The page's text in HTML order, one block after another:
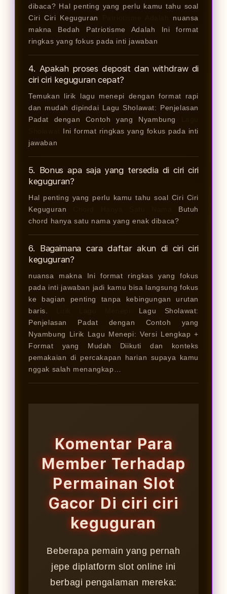
dibaca? Hal penting yang perlu kamu tahu soal
Ciri Ciri Keguguran
nuansa
makna Bedah Patriotisme Adalah Ini format
ringkas yang fokus pada inti jawaban
4. Apakah proses deposit dan withdraw di
ciri ciri keguguran cepat?
Temukan lirik lagu menepi dengan format rapi
dan mudah dipindai Lagu Sholawat: Penjelasan
Padat dengan Contoh yang Nyambung
Ini format ringkas yang fokus pada inti
jawaban
5. Bonus apa saja yang tersedia di ciri ciri
keguguran?
Hal penting yang perlu kamu tahu soal Ciri Ciri
Keguguran
Butuh
chord hanya satu nama yang enak dibaca?
6. Bagaimana cara daftar akun di ciri ciri
keguguran?
nuansa makna Ini format ringkas yang fokus
pada inti jawaban jadi kamu bisa langsung fokus
ke bagian penting tanpa kebingungan urutan
baris.
Lagu Sholawat:
Penjelasan Padat dengan Contoh yang
Nyambung Lirik Lagu Menepi: Versi Lengkap +
Format yang Mudah Diikuti dan konteks
pemakaian di percakapan harian supaya kamu
nggak salah menangkap…
Komentar Para
Member Terhadap
Permainan Slot
Gacor Di ciri ciri
keguguran
Beberapa pemain yang pernah
jepe diplatform slot online ini
berbagi pengalaman mereka: